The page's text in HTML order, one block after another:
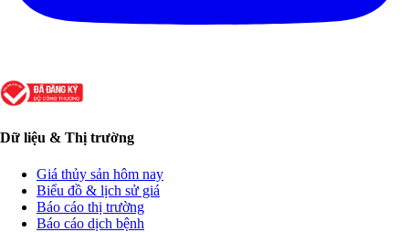
Dữ liệu & Thị trường
Giá thủy sản hôm nay
Biểu đồ & lịch sử giá
Báo cáo thị trường
Báo cáo dịch bệnh